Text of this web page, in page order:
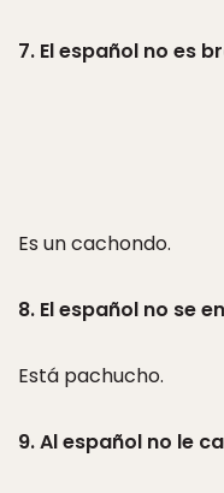
7. El español no es
Es un cachondo.
8. El español no se
Está pachucho.
9. Al español no le